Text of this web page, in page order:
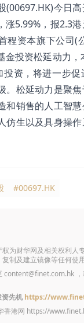
(00697.HK)今日
涨5.99%，报2.3
程资本旗下公司(
金投资松延动力
资，将进一步
。松延动力是聚
和销售的人工智
仿生以及具身操
#00697.HK
为财华网及相关权利人
制及建立镜像等任何使用
content@finet.com.hk
先机 https://
香港网 https://